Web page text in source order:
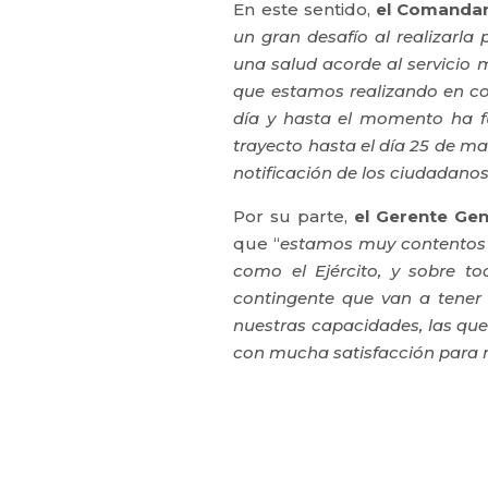
En este sentido, el
un gran desafío al realizarla
una salud acorde al servicio
que estamos realizando en
día y hasta el momento ha
trayecto hasta el día 25 de
notificación de los
Por su parte, el Gerente
que “estamos muy
como el Ejército, y sobre
contingente que van a
nuestras capacidades, las
con mucha satisfacción para